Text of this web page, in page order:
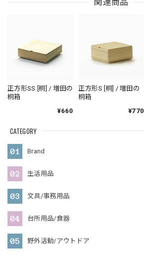
CATEGORY
Brand
生活用品
文具/事務用品
台所用品/食器
野外活動/アウトドア
関連商品
正方形SS [桐] / 増田の
桐箱
¥660
正方形S [桐] / 増田の
桐箱
¥770